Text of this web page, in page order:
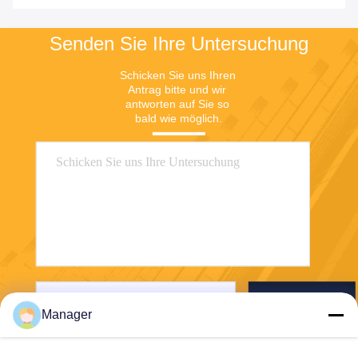
Senden Sie Ihre Untersuchung
Schicken Sie uns Ihren
Antrag bitte und wir
antworten auf Sie so
bald wie möglich.
Manager